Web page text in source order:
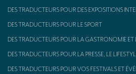
DES TRADUCTEURS POUR DES EXPOSITIONS
DES TRADUCTEURS POUR LE SPORT
DES TRADUCTEURS POUR LA GASTRONOMIE ET
DES TRADUCTEURS POUR LA PRESSE, LE
DES TRADUCTEURS POUR VOS FESTIVALS ET